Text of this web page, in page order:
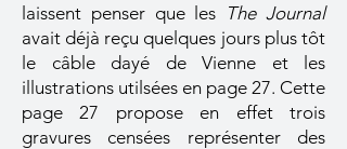
laissent penser que les The Journal
avait déjà reçu quelques jours plus tôt
le câble dayé de Vienne et les
illustrations utilsées en page 27. Cette
page 27 propose en effet trois
gravures censées représenter des